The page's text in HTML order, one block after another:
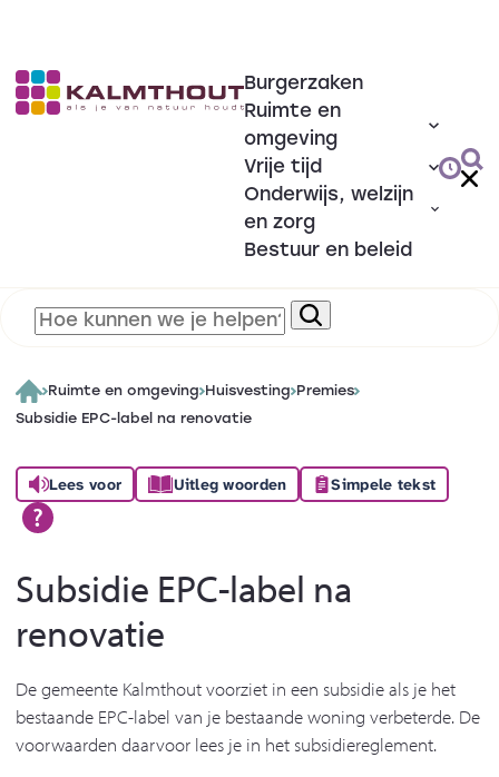
Burgerzaken
Ruimte en
omgeving
Vrije tijd
Onderwijs, welzijn
en zorg
Bestuur en beleid
Ruimte en omgeving Huisvesting
Premies
Subsidie EPC-label na renovatie
Lees voor Uitleg woorden Simpele tekst
Subsidie EPC-label na
renovatie
De gemeente Kalmthout voorziet in een subsidie als je het
bestaande EPC-label van je bestaande woning verbeterde. De
voorwaarden daarvoor lees je in het subsidiereglement.